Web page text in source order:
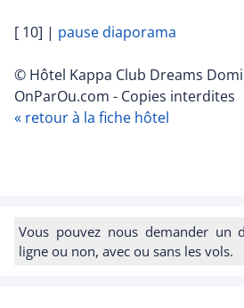
[ 10] | pause diaporama
© Hôtel Kappa Club Dreams
OnParOu.com - Copies interdites
« retour à la fiche hôtel
Vous pouvez nous demander un
ligne ou non, avec ou sans les vols.